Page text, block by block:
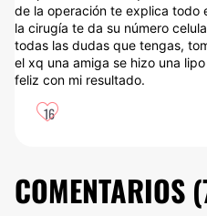
de la operación te explica todo
la cirugía te da su número
todas las dudas que tengas,
el xq una amiga se hizo una
feliz con mi resultado.
16
COMENTARIOS (